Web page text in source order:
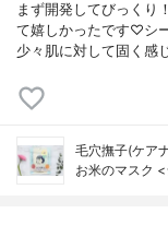
まず開発してびっくり
て嬉しかったです♡シ
少々肌に対して固く感
毛穴撫子(ケア
お米のマスク